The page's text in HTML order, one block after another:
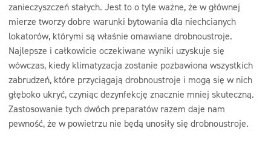
zanieczyszczeń stałych. Jest to o tyle ważne, że w głównej
mierze tworzy dobre warunki bytowania dla niechcianych
lokatorów, którymi są właśnie omawiane drobnoustroje.
Najlepsze i całkowicie oczekiwane wyniki uzyskuje się
wówczas, kiedy klimatyzacja zostanie pozbawiona wszystkich
zabrudzeń, które przyciągają drobnoustroje i mogą się w nich
głęboko ukryć, czyniąc dezynfekcję znacznie mniej skuteczną.
Zastosowanie tych dwóch preparatów razem daje nam
pewność, że w powietrzu nie będą unosiły się drobnoustroje.